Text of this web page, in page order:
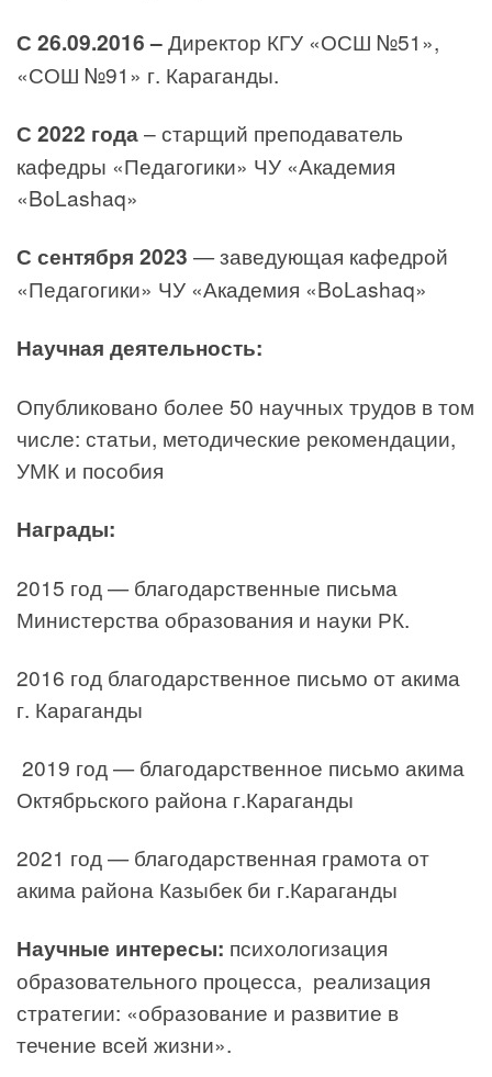
С 26.09.2016 –Директор КГУ «ОСШ №51»,
«СОШ №91» г. Караганды.
С 2022 года– старщий преподаватель
кафедры «Педагогики» ЧУ «Академия
«BoLashaq»
С сентября 2023 — заведующая кафедрой
«Педагогики» ЧУ «Академия «BoLashaq»
Научная деятельность:
Опубликовано более 50 научных трудов в том
числе: статьи, методические рекомендации,
УМК и пособия
Награды:
2015 год — благодарственные письма
Министерства образования и науки РК.
2016 год благодарственное письмо от акима
г. Караганды
2019 год — благодарственное письмо акима
Октябрьского района г.Караганды
2021 год — благодарственная грамота от
акима района Казыбек би г.Караганды
Научные интересы: психологизация
образовательного процесса, реализация
стратегии: «образование и развитие в
течение всей жизни».